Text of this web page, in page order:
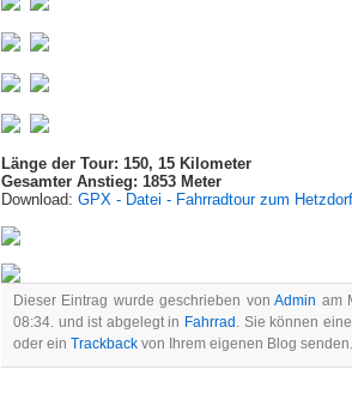
Länge der Tour: 150, 15 Kilometer
Gesamter Anstieg: 1853 Meter
Download: GPX - Datei - Fahrradtour zum
Dieser Eintrag wurde geschrieben vonAdmin am
08:34. und ist abgelegt in Fahrrad . Sie können
oder ein Trackback von Ihrem eigenen Blog senden.